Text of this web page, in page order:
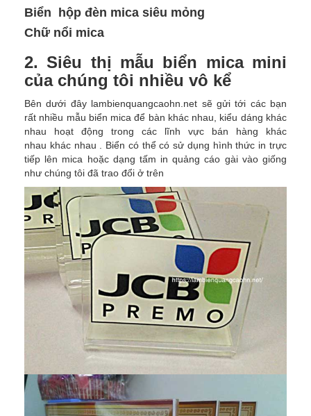
Biển hộp đèn mica siêu mỏng
Chữ nổi mica
2. Siêu thị mẫu biển mica mini
của chúng tôi nhiều vô kể
Bên dưới đây lambienquangcaohn.net sẽ gửi tới các bạn
rất nhiều mẫu biển mica để bàn khác nhau, kiểu dáng khác
nhau hoạt động trong các lĩnh vực bán hàng khác
nhau khác nhau . Biển có thể có sử dụng hình thức in trực
tiếp lên mica hoặc dạng tấm in quảng cáo gài vào giống
như chúng tôi đã trao đổi ở trên